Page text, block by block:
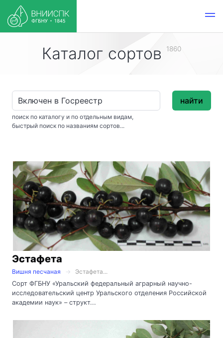
Каталог сортов 1860
поиск по каталогу и по отдельным видам,
быстрый поиск по названиям сортов...
найти
Эстафета
Вишня песчаная
Эстафета...
Сорт ФГБНУ «Уральский федеральный аграрный научно-
исследовательский центр Уральского отделения Российской
академии наук» – структ...